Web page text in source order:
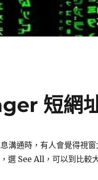
短網
溝通時，有人會覺得視
選 See All，可以到比較